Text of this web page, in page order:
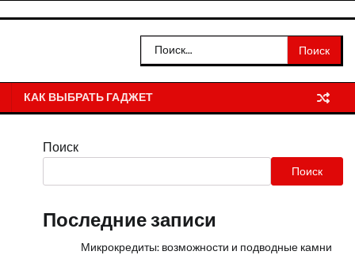
Найти:
КАК ВЫБРАТЬ ГАДЖЕТ
Поиск
Поиск
Последние записи
Микрокредиты: возможности и подводные камни